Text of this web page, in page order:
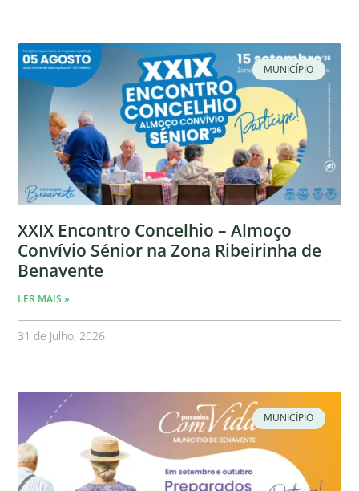
MUNICÍPIO
XXIX Encontro Concelhio – Almoço
Convívio Sénior na Zona Ribeirinha de
Benavente
LER MAIS »
31 de Julho, 2026
MUNICÍPIO